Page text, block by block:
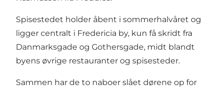
Spisestedet holder åbent i sommerhalvåret og
ligger centralt i Fredericia by, kun få skridt fra
Danmarksgade og Gothersgade, midt blandt
byens øvrige restauranter og spisesteder.
Sammen har de to naboer slået dørene op for